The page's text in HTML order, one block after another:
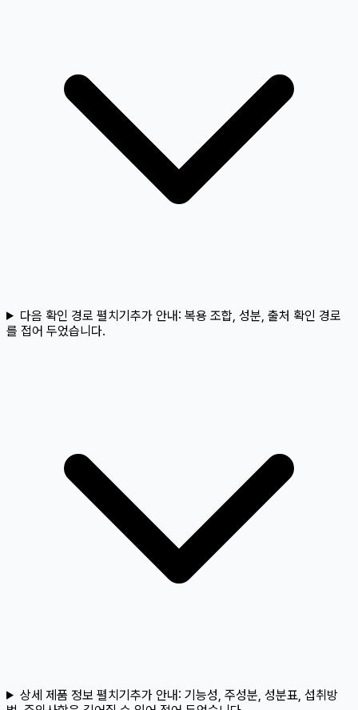
다음 확인 경로 펼치기추가 안내: 복용 조합, 성분, 출처 확인 경로
를 접어 두었습니다.
상세 제품 정보 펼치기추가 안내: 기능성, 주성분, 성분표, 섭취방